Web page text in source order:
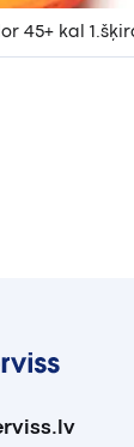
45+ kal